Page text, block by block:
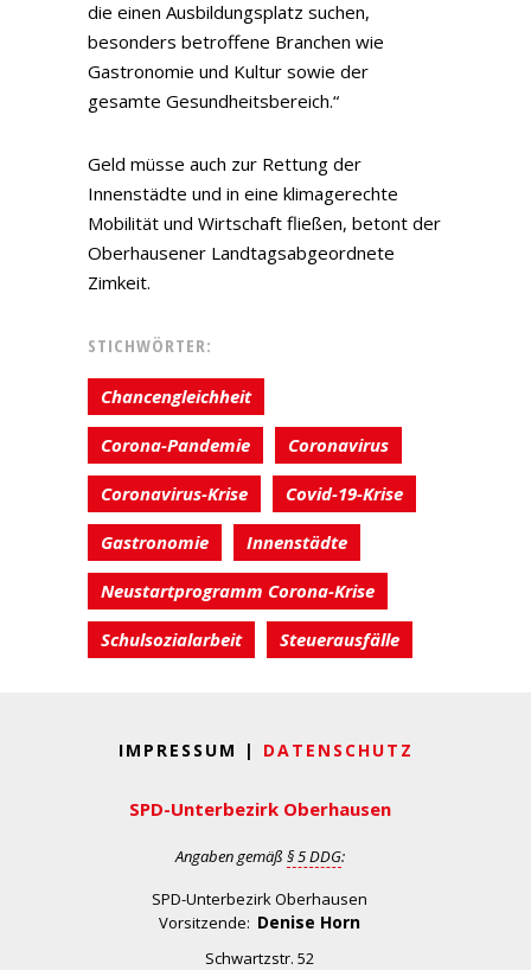
die einen Ausbildungsplatz suchen,
besonders betroffene Branchen wie
Gastronomie und Kultur sowie der
gesamte Gesundheitsbereich.“
Geld müsse auch zur Rettung der
Innenstädte und in eine klimagerechte
Mobilität und Wirtschaft fließen, betont der
Oberhausener Landtagsabgeordnete
Zimkeit.
STICHWÖRTER:
Chancengleichheit
Corona-Pandemie Coronavirus
Coronavirus-Krise Covid-19-Krise
Gastronomie Innenstädte
Neustartprogramm Corona-Krise
Schulsozialarbeit Steuerausfälle
IMPRESSUM | DATENSCHUTZ
SPD-Unterbezirk Oberhausen
Angaben gemäß § 5 DDG:
SPD-Unterbezirk Oberhausen
Vorsitzende: Denise Horn
Schwartzstr. 52